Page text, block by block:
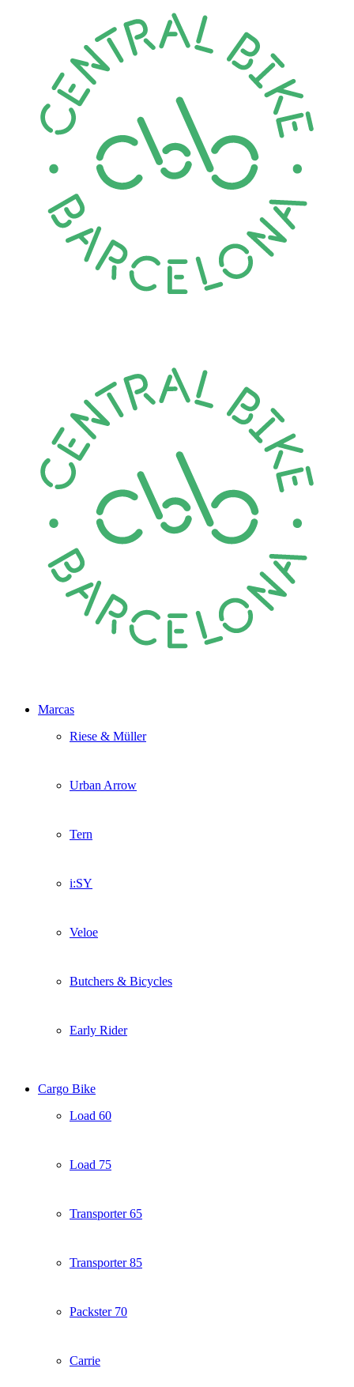
Marcas
Riese & Müller
Urban Arrow
Tern
i:SY
Veloe
Butchers & Bicycles
Early Rider
Cargo Bike
Load 60
Load 75
Transporter 65
Transporter 85
Packster 70
Carrie